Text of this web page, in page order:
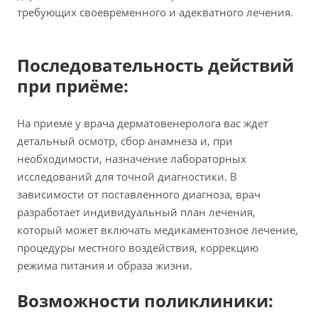
требующих своевременного и адекватного лечения.
Последовательность действий
при приёме:
На приеме у врача дерматовенеролога вас ждет
детальный осмотр, сбор анамнеза и, при
необходимости, назначение лабораторных
исследований для точной диагностики. В
зависимости от поставленного диагноза, врач
разработает индивидуальный план лечения,
который может включать медикаментозное лечение,
процедуры местного воздействия, коррекцию
режима питания и образа жизни.
Возможности поликлиники: